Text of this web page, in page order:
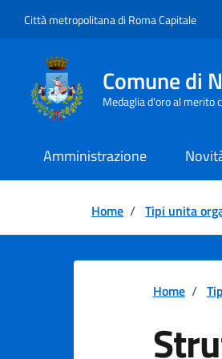
Città metropolitana di Roma Capitale
Comune di
Medaglia d'oro al merito
Amministrazione
Home / Tipi unita
Home /